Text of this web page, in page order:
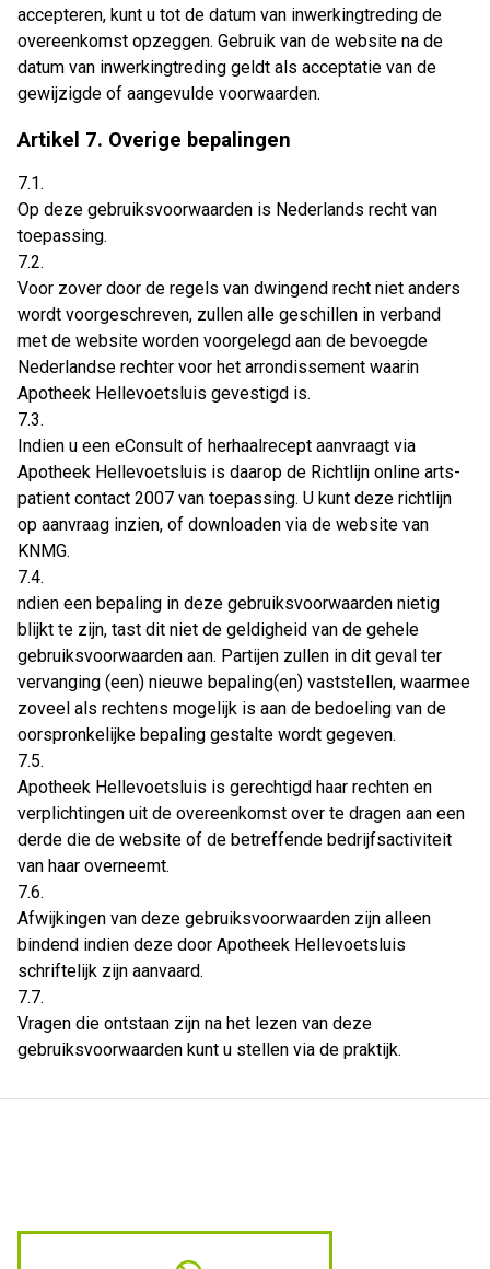
accepteren, kunt u tot de datum van inwerkingtreding de
overeenkomst opzeggen. Gebruik van de website na de
datum van inwerkingtreding geldt als acceptatie van de
gewijzigde of aangevulde voorwaarden.
Artikel 7. Overige bepalingen
7.1.
Op deze gebruiksvoorwaarden is Nederlands recht van
toepassing.
7.2.
Voor zover door de regels van dwingend recht niet anders
wordt voorgeschreven, zullen alle geschillen in verband
met de website worden voorgelegd aan de bevoegde
Nederlandse rechter voor het arrondissement waarin
Apotheek Hellevoetsluis gevestigd is.
7.3.
Indien u een eConsult of herhaalrecept aanvraagt via
Apotheek Hellevoetsluis is daarop de Richtlijn online arts-
patient contact 2007 van toepassing. U kunt deze richtlijn
op aanvraag inzien, of downloaden via de website van
KNMG.
7.4.
ndien een bepaling in deze gebruiksvoorwaarden nietig
blijkt te zijn, tast dit niet de geldigheid van de gehele
gebruiksvoorwaarden aan. Partijen zullen in dit geval ter
vervanging (een) nieuwe bepaling(en) vaststellen, waarmee
zoveel als rechtens mogelijk is aan de bedoeling van de
oorspronkelijke bepaling gestalte wordt gegeven.
7.5.
Apotheek Hellevoetsluis is gerechtigd haar rechten en
verplichtingen uit de overeenkomst over te dragen aan een
derde die de website of de betreffende bedrijfsactiviteit
van haar overneemt.
7.6.
Afwijkingen van deze gebruiksvoorwaarden zijn alleen
bindend indien deze door Apotheek Hellevoetsluis
schriftelijk zijn aanvaard.
7.7.
Vragen die ontstaan zijn na het lezen van deze
gebruiksvoorwaarden kunt u stellen via de praktijk.